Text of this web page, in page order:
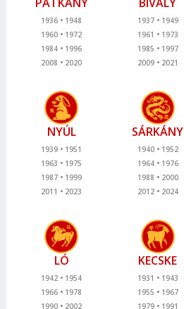
1936
1948
1960
1972
1984
1996
2008
2020
1937
1949
1961
1973
1985
1997
2009
2021
NYÚL
1939
1951
1963
1975
1987
1999
2011
2023
SÁRKÁNY
1940
1952
1964
1976
1988
2000
2012
2024
LÓ
1942
1954
1966
1978
1990
2002
KECSKE
1931
1943
1955
1967
1979
1991